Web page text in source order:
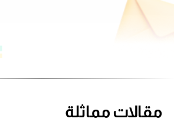
مقالات مماثلة